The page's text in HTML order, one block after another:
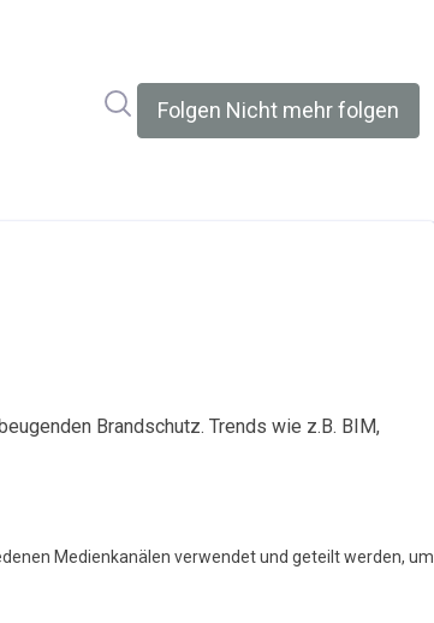
Im Newsroom suchen
Folgen Nicht mehr folgen
Brandschutz. Trends wie z.B. BIM,
Medienkanälen verwendet und geteilt